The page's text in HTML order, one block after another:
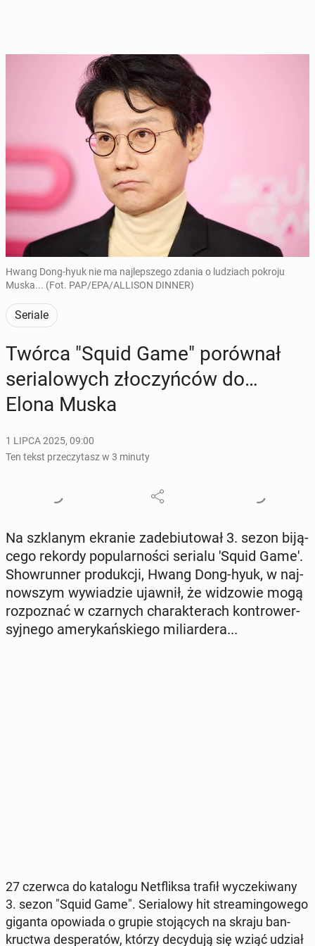
Hwang Dong-hyuk nie ma najlepszego zdania o ludziach pokroju
Muska... (Fot. PAP/EPA/ALLISON DINNER)
Seriale
Twórca "Squid Game" po­rów­nał
se­ria­lo­wych zło­czyń­ców do…
Elona Muska
1 LIPCA 2025, 09:00
Ten tekst przeczytasz w 3 minuty
Na szkla­nym ekranie za­de­biu­to­wał 3. sezon bi­ją­
ce­go rekordy po­pu­lar­no­ści serialu 'Squid Game'.
Show­run­ner pro­duk­cji, Hwang Dong-hyuk, w naj­
now­szym wy­wia­dzie ujawnił, że wi­dzo­wie mogą
roz­po­znać w czar­nych cha­rak­te­rach kon­tro­wer­
syj­ne­go ame­ry­kań­skie­go mi­liar­de­ra...
27 czerwca do ka­ta­lo­gu Net­flik­sa trafił wy­cze­ki­wa­ny
3. sezon "Squid Game". Se­ria­lo­wy hit stre­amin­go­we­go
giganta opo­wia­da o grupie sto­ją­cych na skraju ban­
kruc­twa de­spe­ra­tów, którzy de­cy­du­ją się wziąć udział